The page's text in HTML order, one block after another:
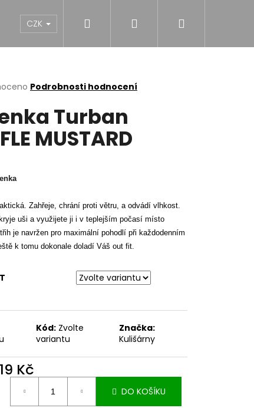
DÍVKY CHLAPCI MUŽI
CZK Přihlášení
Podrobnosti hodnocení
Turban
MUSTARD
Zahřeje, chrání proti větru, a odvádí vlhkost.
uši a využijete ji i v teplejším počasí místo
je navržen pro maximální pohodlí při každodenním
k tomu dokonale doladí Váš out fit.
Kód: Zvolte
variantu
Značka:
Kulišárny
Kč
DO KOŠÍKU
BLACK S